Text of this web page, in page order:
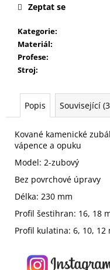
Kategorie:
Materiál:
Profese:
Stroj:
Zeptat se
Popis Související
Kované kamenické
vápence a opuku
Model: 2-zubový
Bez povrchové úpravy
Délka: 230 mm
Profil šestihran: 16, 18
Profil kulatina: 6, 10, 12